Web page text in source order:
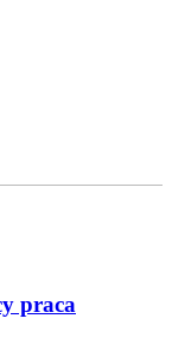
praca